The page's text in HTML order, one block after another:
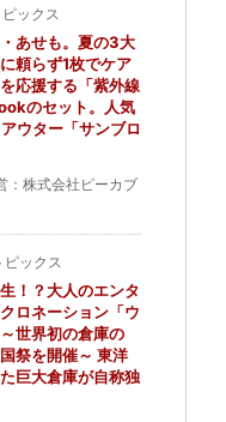
ピックス
あせも。夏の3大
頼らず1枚でケア
応援する「紫外線
のセット。人気
ウター「サンブロ
：株式会社ピーカブ
ピックス
！？大人のエンタ
ロネーション「ウ
世界初の倉庫の
祭を開催～ 東洋
巨大倉庫が自称独